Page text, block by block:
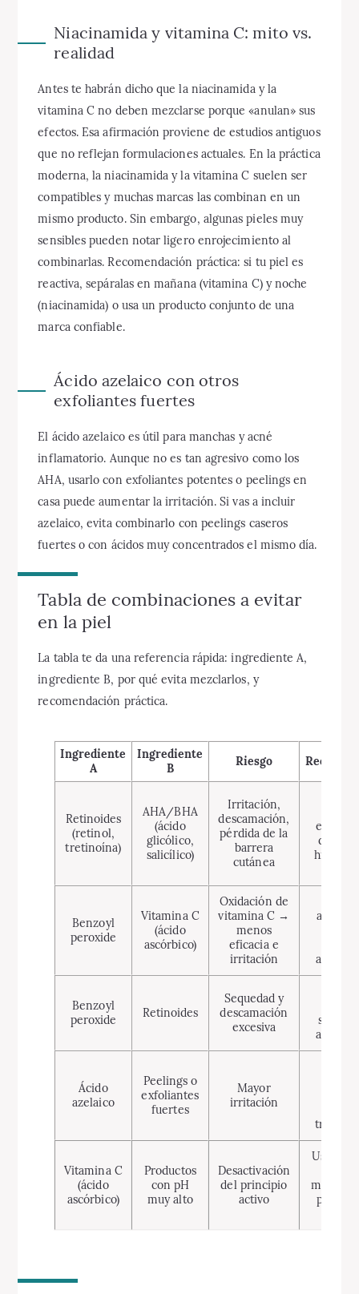
Niacinamida y vitamina C: mito vs.
realidad
Antes te habrán dicho que la niacinamida y la
vitamina C no deben mezclarse porque «anulan» sus
efectos. Esa afirmación proviene de estudios antiguos
que no reflejan formulaciones actuales. En la práctica
moderna, la niacinamida y la vitamina C suelen ser
compatibles y muchas marcas las combinan en un
mismo producto. Sin embargo, algunas pieles muy
sensibles pueden notar ligero enrojecimiento al
combinarlas. Recomendación práctica: si tu piel es
reactiva, sepáralas en mañana (vitamina C) y noche
(niacinamida) o usa un producto conjunto de una
marca confiable.
Ácido azelaico con otros
exfoliantes fuertes
El ácido azelaico es útil para manchas y acné
inflamatorio. Aunque no es tan agresivo como los
AHA, usarlo con exfoliantes potentes o peelings en
casa puede aumentar la irritación. Si vas a incluir
azelaico, evita combinarlo con peelings caseros
fuertes o con ácidos muy concentrados el mismo día.
Tabla de combinaciones a evitar
en la piel
La tabla te da una referencia rápida: ingrediente A,
ingrediente B, por qué evita mezclarlos, y
recomendación práctica.
Ingrediente
A
Ingrediente
B
Riesgo
Retinoides
(retinol,
tretinoína)
AHA/BHA
(ácido
glicólico,
salicílico)
Irritación,
descamación,
pérdida de la
barrera
cutánea
días;
Benzoyl
peroxide
Vitamina C
(ácido
ascórbico)
Oxidación de
vitamina C →
menos
eficacia e
irritación
alternar
Benzoyl
peroxide
Retinoides
Sequedad y
descamación
excesiva
alternar
Ácido
azelaico
Peelings o
exfoliantes
fuertes
Mayor
irritación
Vitamina C
(ácido
ascórbico)
Productos
con pH
muy alto
Desactivación
del principio
activo
Usar
mañana
piel